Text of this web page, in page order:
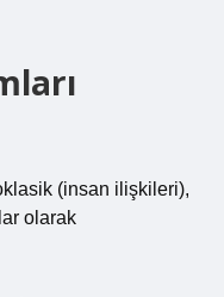
(insan ilişkileri),
olarak